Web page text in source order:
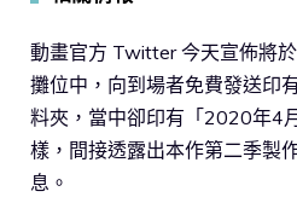
動畫官方 Twitter 今天宣佈將
攤位中，向到場者免費發送印
料夾，當中卻印有「2020年4
樣，間接透露出本作第二季製
息。